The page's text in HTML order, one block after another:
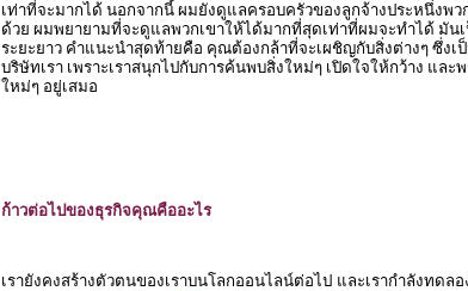
เท่าที่จะมากได้ นอกจากนี้ ผมยังดูแลครอบครัวของลูกจ้างประหนึ่งพว
ด้วย ผมพยายามที่จะดูแลพวกเขาให้ได้มากที่สุดเท่าที่ผมจะทำได้ มัน
ระยะยาว คำแนะนำสุดท้ายคือ คุณต้องกล้าที่จะเผชิญกับสิ่งต่างๆ ซึ่งเ
บริษัทเรา เพราะเราสนุกไปกับการค้นพบสิ่งใหม่ๆ เปิดใจให้กว้าง แล
ใหม่ๆ อยู่เสมอ
ก้าวต่อไปของธุรกิจคุณคืออะไร
เรายังคงสร้างตัวตนของเราบนโลกออนไลน์ต่อไป และเรากำลังทดล